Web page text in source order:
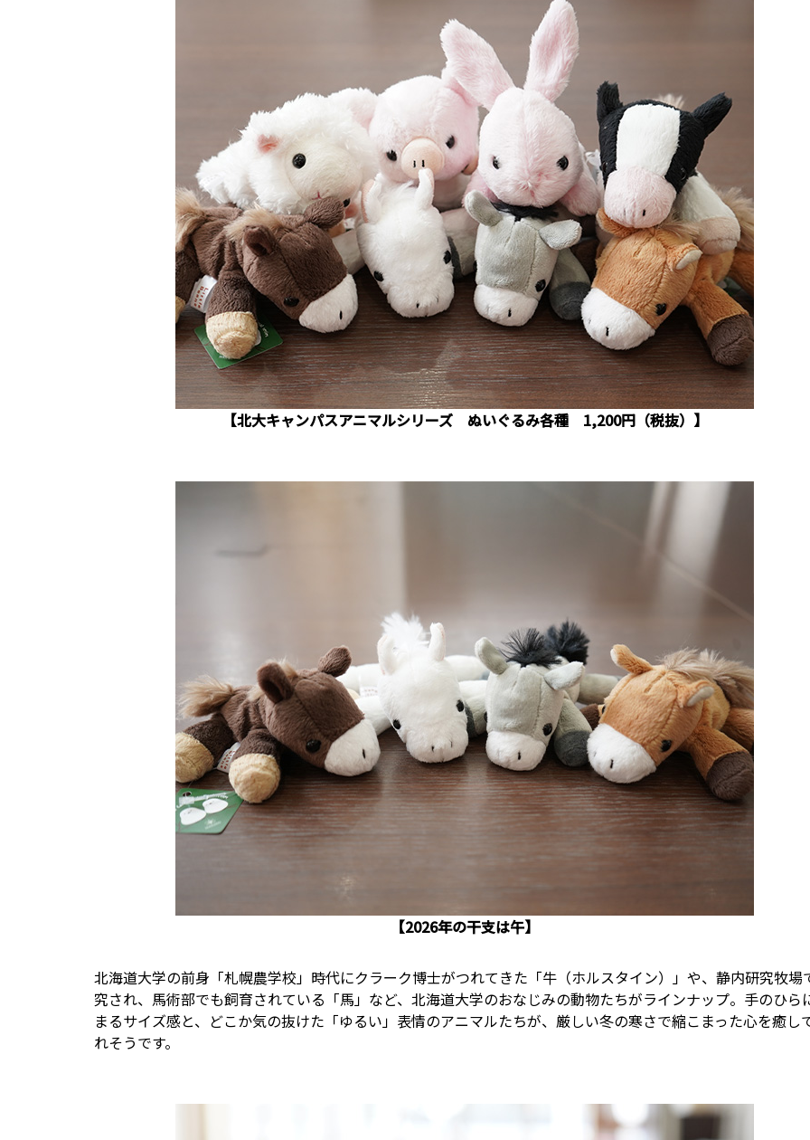
【北大キャンパスアニマルシリーズ ぬいぐるみ各種 1,200円（税抜）】
【2026年の干支は午】
北海道大学の前身「札幌農学校」時代にクラーク博士がつれてきた「牛（ホルスタイン）」や、静内研究牧場
究され、馬術部でも飼育されている「馬」など、北海道大学のおなじみの動物たちがラインナップ。手のひら
まるサイズ感と、どこか気の抜けた「ゆるい」表情のアニマルたちが、厳しい冬の寒さで縮こまった心を癒し
れそうです。